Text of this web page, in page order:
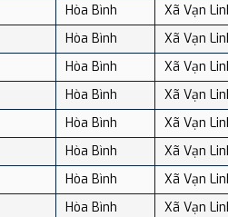
Hòa Bình
Xã Vạn
Hòa Bình
Xã Vạn
Hòa Bình
Xã Vạn
Hòa Bình
Xã Vạn
Hòa Bình
Xã Vạn
Hòa Bình
Xã Vạn
Hòa Bình
Xã Vạn
Hòa Bình
Xã Vạn